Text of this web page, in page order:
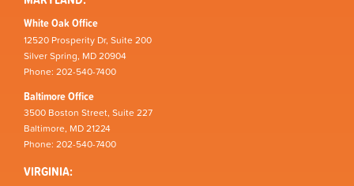
White Oak Office
12520 Prosperity Dr, Suite 200
Silver Spring, MD 20904
Phone: 202-540-7400
Baltimore Office
3500 Boston Street, Suite 227
Baltimore, MD 21224
Phone: 202-540-7400
VIRGINIA: